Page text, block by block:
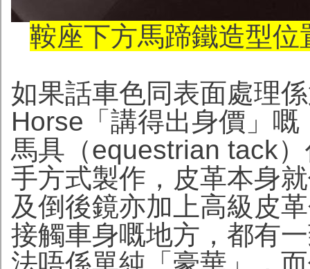
鞍座下方馬蹄鐵造型
如果話車色同表面處理
Horse「講得出身價」
馬具（equestrian tack
手方式製作，皮革本身
及倒後鏡亦加上高級皮
接觸車身嘅地方，都有
法唔係單純「豪華」，